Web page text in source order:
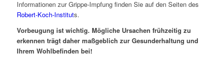
Informationen zur Grippe-Impfung finden Sie auf den Seiten des
Robert-Koch-Instituts.
Vorbeugung ist wichtig. Mögliche Ursachen frühzeitig zu
erkennen trägt daher maßgeblich zur Gesunderhaltung und
Ihrem Wohlbefinden bei!